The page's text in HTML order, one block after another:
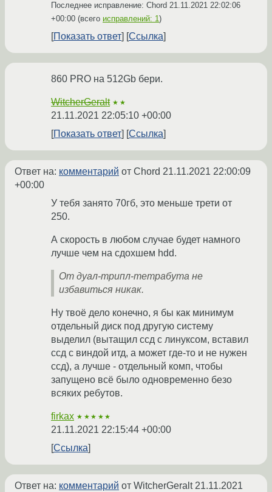
Последнее исправление: Chord 21.11.2021 22:02:06
+00:00 (всего исправлений: 1)
Показать ответ Ссылка
860 PRO на 512Gb бери.
WitcherGeralt ★★
21.11.2021 22:05:10 +00:00
Показать ответ
Ссылка
Ответ на: комментарий от Chord 21.11.2021 22:00:09
+00:00
У тебя занято 70гб, это меньше трети от
250.
А скорость в любом случае будет намного
лучше чем на сдохшем hdd.
От дуал-трипл-тетрабута не
избавиться никак.
Ну твоё дело конечно, я бы как минимум
отдельный диск под другую систему
выделил (вытащил ссд с линуксом, вставил
ссд с виндой итд, а может где-то и не нужен
ссд), а лучше - отдельный комп, чтобы
запущено всё было одновременно безо
всяких ребутов.
firkax ★★★★★
21.11.2021 22:15:44 +00:00
Ссылка
Ответ на: комментарий от WitcherGeralt21.11.2021